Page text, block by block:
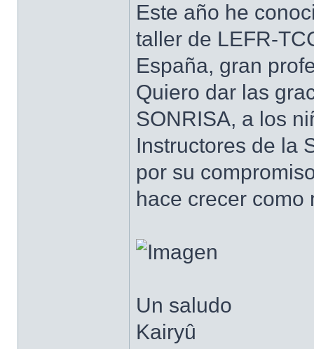
Este año he
taller de LEFR-
España, gran
Quiero dar las
SONRISA, a los
Instructores de la
por su
hace crecer como
Un saludo
Kairyû